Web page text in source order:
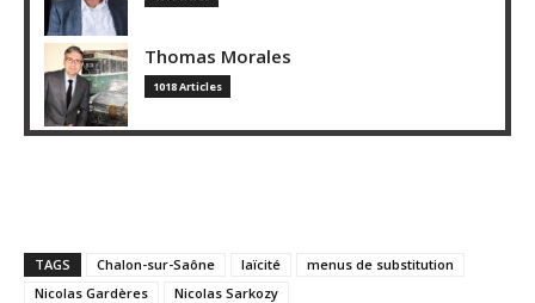
Thomas Morales
1018 Articles
TAGS Chalon-sur-Saône laïcité
menus de substitution
Nicolas Gardères
Nicolas Sarkozy